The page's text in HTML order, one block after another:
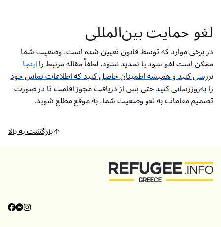
لغو حمایت بین‌المللی
در برخی موارد که توسط قانون تعیین شده است، وضعیت شما
ممکن است لغو شود یا تمدید نشود. لطفاًمقاله مرتبط رااینجا
بررسی کنید و همیشه اطمینان حاصل کنید که اطلاعات تماس خود
را به‌روزرسانی کنیدحتی پس از دریافت مجوز اقامت تا در صورت
تصمیم مقامات به لغو وضعیت شما، به موقع مطلع شوید.
بازگشت به بالا